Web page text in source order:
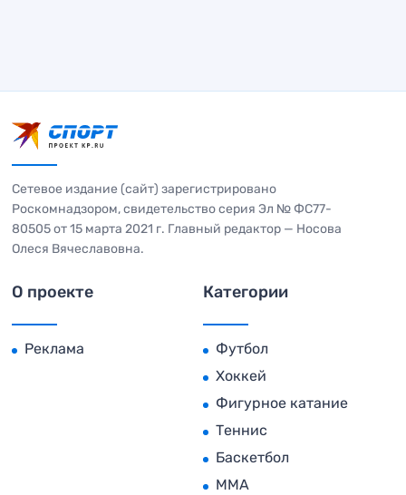
Сетевое издание (сайт) зарегистрировано
Роскомнадзором, свидетельство серия Эл № ФС77-
80505 от 15 марта 2021 г. Главный редактор — Носова
Олеся Вячеславовна.
О проекте
Реклама
Категории
Футбол
Хоккей
Фигурное катание
Теннис
Баскетбол
MMA